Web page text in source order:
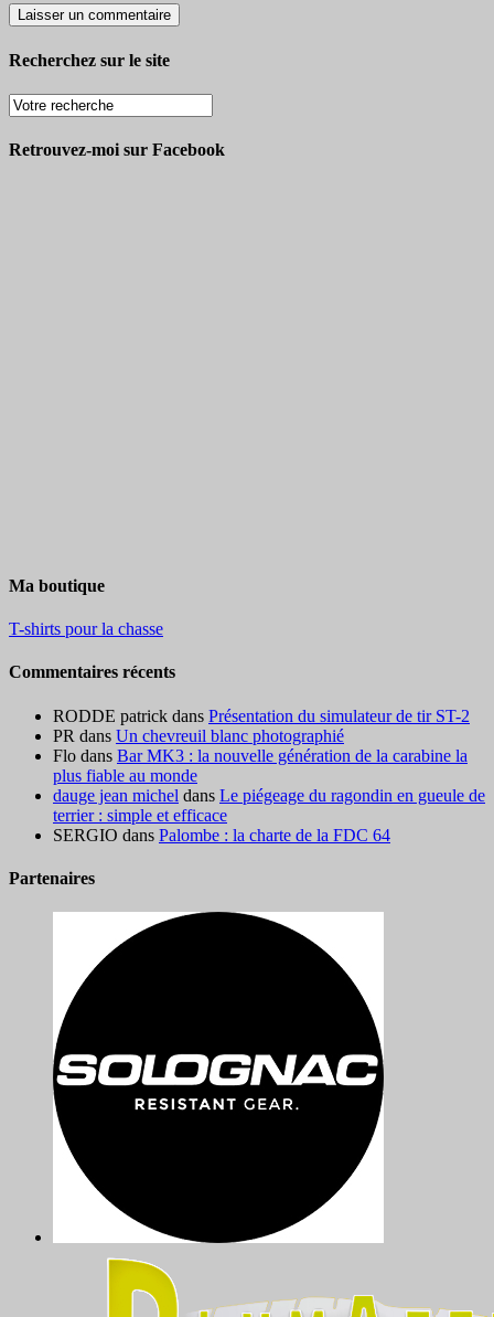
Recherchez sur le site
Retrouvez-moi sur Facebook
Ma boutique
T-shirts pour la chasse
Commentaires récents
RODDE patrick dans Présentation du simulateur de tir ST-2
PR dans Un chevreuil blanc photographié
Flo dans Bar MK3 : la nouvelle génération de la carabine la
plus fiable au monde
dauge jean michel dans Le piégeage du ragondin en gueule de
terrier : simple et efficace
SERGIO dans Palombe : la charte de la FDC 64
Partenaires